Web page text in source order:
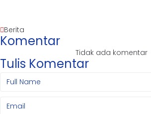
Berita
Komentar
Tidak ada komentar
Tulis Komentar